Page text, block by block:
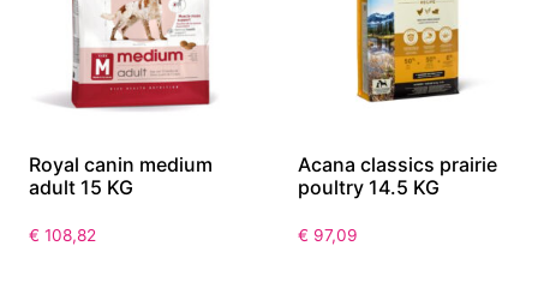
Royal canin medium
adult 15 KG
€ 108,82
Acana classics prairie
poultry 14.5 KG
€ 97,09